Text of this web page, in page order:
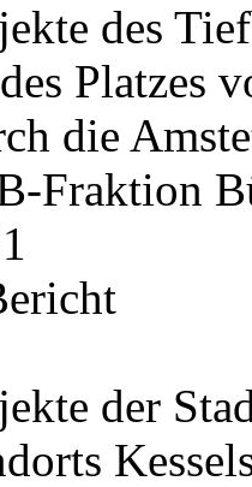
des
Platzes
die
Fraktion
der